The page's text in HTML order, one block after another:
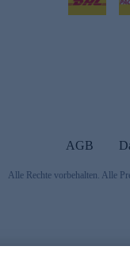
AGB
Alle Rechte vorbehalten. Alle